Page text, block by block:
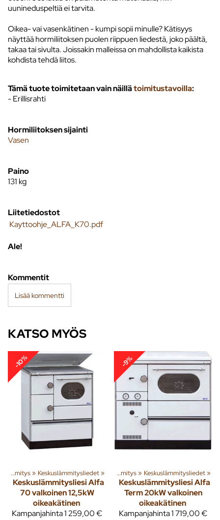
uunineduspeltiä ei tarvita.
Oikea- vai vasenkätinen - kumpi sopii minulle? Kätisyys
näyttää hormiliitoksen puolen riippuen liedestä, joko päältä,
takaa tai sivulta. Joissakin malleissa on mahdollista kaikista
kohdista tehdä liitos.
Tämä tuote toimitetaan vain näillätoimitustavoilla:
- Erillisrahti
Hormiliitoksen sijainti
Vasen
Paino
131 kg
Liitetiedostot
Kayttoohje_ALFA_K70.pdf
Ale!
Kommentit
Lisää kommentti
KATSO MYÖS
-10%
Lämmitys‪» Keskuslämmitysliedet‪»
Keskuslämmitysliesi Alfa
70 valkoinen 12,5kW
oikeakätinen
Kampanjahinta1 259,00 €
-9%
Tuoteryhmiä ja tuotteita‪»Rakenna‪» Lämmitys‪» Keskuslämmitysliedet‪»
Keskuslämmitysliesi Alfa
Term 20kW valkoinen
oikeakätinen
Kampanjahinta1 719,00 €